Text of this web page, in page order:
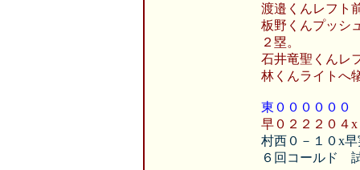
渡邉くんレフト
板野くんプッシ
２塁。
石井竜聖くんレ
林くんライトへ
東００００００
早０２２２０４x
村西０－１０x早
６回コールド